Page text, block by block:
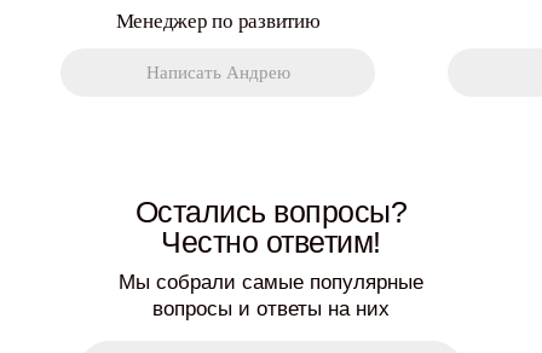
Менеджер по развитию
Написать Андрею
Остались вопросы?
Честно ответим!
Мы собрали самые популярные
вопросы и ответы на них